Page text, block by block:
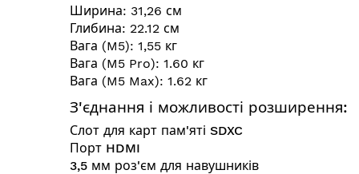
Ширина: 31,26 см
Глибина: 22.12 см
Вага (M5): 1,55 кг
Вага (M5 Pro): 1.60 кг
Вага (M5 Max): 1.62 кг
З'єднання і можливості розширення:
Слот для карт пам'яті SDXC
Порт HDMI
3,5 мм роз'єм для навушників